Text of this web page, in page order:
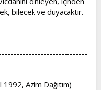
bilecek ve duyacaktır.
Azim Dağıtım)